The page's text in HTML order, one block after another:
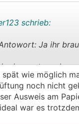
schrieb:
Ja ihr
den erst machen
spät wie möglich
noch nicht
Ausweis am
war es